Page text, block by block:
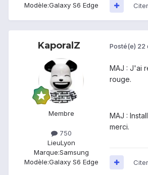
Modèle:Galaxy S6 Edge Citer
KaporalZ
Membre
750
LieuLyon
Marque:Samsung
Modèle:Galaxy S6 Edge
Posté(e) 22
MAJ : J'ai
rouge.
MAJ :
merci.
Citer